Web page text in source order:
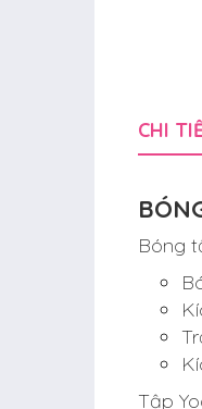
CHI
Bóng
Tập